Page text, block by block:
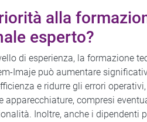
alla
esperto?
di esperienza, la formazione
Imaje può aumentare
e ridurre gli errori
apparecchiature, compresi
Inoltre, anche i dipendenti